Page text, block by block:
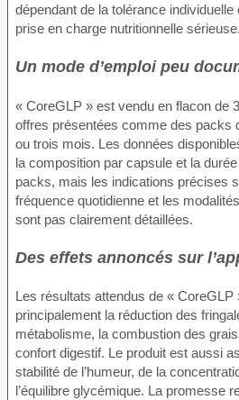
dépendant de la tolérance
prise en charge nutritionnelle sérieuse.
Un mode d’emploi peu
« CoreGLP » est vendu en flacon de
offres présentées comme des packs
ou trois mois. Les données
la composition par capsule et la
packs, mais les indications précises
fréquence quotidienne et les
sont pas clairement détaillées.
Des effets annoncés sur
Les résultats attendus de « CoreGLP
principalement la réduction des
métabolisme, la combustion des
confort digestif. Le produit est aussi
stabilité de l’humeur, de la
l’équilibre glycémique. La promesse